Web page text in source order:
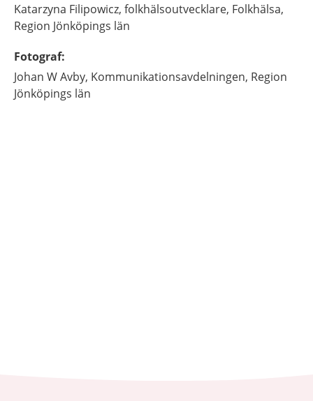
Katarzyna Filipowicz, folkhälsoutvecklare, Folkhälsa,
Region Jönköpings län
Fotograf:
Johan W Avby, Kommunikationsavdelningen, Region
Jönköpings län